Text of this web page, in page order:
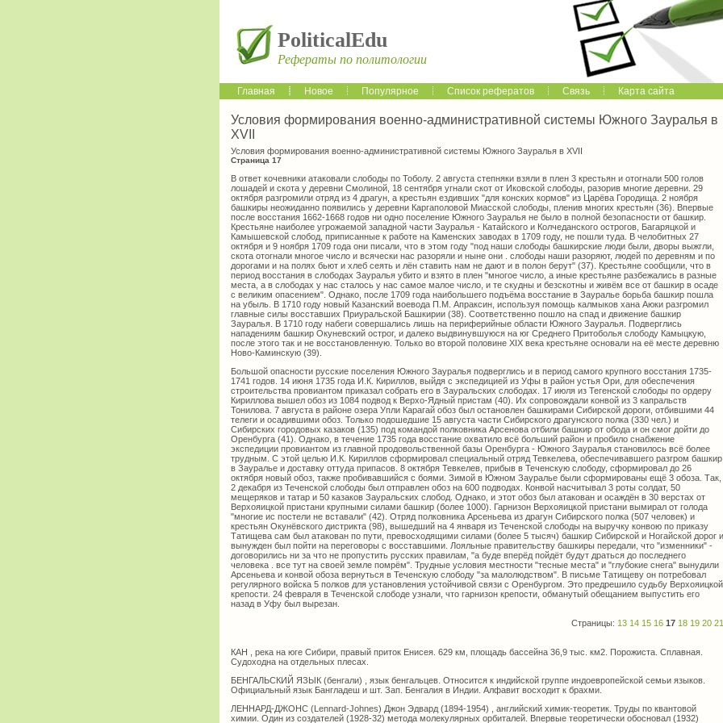
PoliticalEdu
Рефераты по политологии
Главная Новое Популярное Список рефератов Связь Карта сайта
Условия формирования военно-административной системы Южного Зауралья в
XVII
Условия формирования военно-административной системы Южного Зауралья в XVII
Страница 17
В ответ кочевники атаковали слободы по Тоболу. 2 августа степняки взяли в плен 3 крестьян и отогнали 500 голов
лошадей и скота у деревни Смолиной, 18 сентября угнали скот от Иковской слободы, разорив многие деревни. 29
октября разгромили отряд из 4 драгун, а крестьян ездивших "для конских кормов" из Царёва Городища. 2 ноября
башкиры неожиданно появились у деревни Каргаполовой Миасской слободы, пленив многих крестьян (36). Впервые
после восстания 1662-1668 годов ни одно поселение Южного Зауралья не было в полной безопасности от башкир.
Крестьяне наиболее угрожаемой западной части Зауралья - Катайского и Колчеданского острогов, Багаряцкой и
Камышевской слобод, приписанные к работе на Каменских заводах в 1709 году, не пошли туда. В челобитных 27
октября и 9 ноября 1709 года они писали, что в этом году "под наши слободы башкирские люди были, дворы выжгли,
скота отогнали многое число и всячески нас разоряли и ныне они . слободы наши разоряют, людей по деревням и по
дорогами и на полях бьют и хлеб сеять и лён ставить нам не дают и в полон берут" (37). Крестьяне сообщили, что в
период восстания в слободах Зауралья убито и взято в плен "многое число, а иные крестьяне разбежались в разные
места, а в слободах у нас сталось у нас самое малое число, и те скудны и безскотны и живём все от башкир в осаде
с великим опасением". Однако, после 1709 года наибольшего подъёма восстание в Зауралье борьба башкир пошла
на убыль. В 1710 году новый Казанский воевода П.М. Апраксин, используя помощь калмыков хана Аюки разгромил
главные силы восставших Приуральской Башкирии (38). Соответственно пошло на спад и движение башкир
Зауралья. В 1710 году набеги совершались лишь на периферийные области Южного Зауралья. Подверглись
нападениям башкир Окуневский острог, и далеко выдвинувшуюся на юг Среднего Притоболья слободу Камыцкую,
после этого так и не восстановленную. Только во второй половине XIX века крестьяне основали на её месте деревню
Ново-Каминскую (39).
Большой опасности русские поселения Южного Зауралья подверглись и в период самого крупного восстания 1735-
1741 годов. 14 июня 1735 года И.К. Кириллов, выйдя с экспедицией из Уфы в район устья Ори, для обеспечения
строительства провиантом приказал собрать его в Зауральских слободах. 17 июля из Тегенской слободы по ордеру
Кириллова вышел обоз из 1084 подвод к Верхо-Ядный пристам (40). Их сопровождали конвой из 3 капральств
Тонилова. 7 августа в районе озера Упли Карагай обоз был остановлен башкирами Сибирской дороги, отбившими 44
телеги и осадившими обоз. Только подошедшие 15 августа части Сибирского драгунского полка (330 чел.) и
Сибирских городовых казаков (135) под командой полковника Арсенова отбили башкир от обода и он смог дойти до
Оренбурга (41). Однако, в течение 1735 года восстание охватило всё больший район и пробило снабжение
экспедиции провиантом из главной продовольственной базы Оренбурга - Южного Зауралья становилось всё более
трудным. С этой целью И.К. Кириллов сформировал специальный отряд Тевкелева, обеспечивавшего разгром башкир
в Зауралье и доставку оттуда припасов. 8 октября Тевкелев, прибыв в Теченскую слободу, сформировал до 26
октября новый обоз, также пробивавшийся с боями. Зимой в Южном Зауралье были сформированы ещё 3 обоза. Так,
2 декабря из Теченской слободы был отправлен обоз на 600 подводах. Конвой насчитывал 3 роты солдат, 50
мещеряков и татар и 50 казаков Зауральских слобод. Однако, и этот обоз был атакован и осаждён в 30 верстах от
Верхояицкой пристани крупными силами башкир (более 1000). Гарнизон Верхояицкой пристани вымирал от голода
"многие ис постели не вставали" (42). Отряд полковника Арсеньева из драгун Сибирского полка (507 человек) и
крестьян Окунёвского дистрикта (98), вышедший на 4 января из Теченской слободы на выручку конвою по приказу
Татищева сам был атакован по пути, превосходящими силами (более 5 тысяч) башкир Сибирской и Ногайской дорог и
вынужден был пойти на переговоры с восставшими. Лояльные правительству башкиры передали, что "изменники" -
договорились ни за что не пропустить русских правилам, "а буде вперёд пойдёт будут драться до последнего
человека . все тут на своей земле помрём". Трудные условия местности "тесные места" и "глубокие снега" вынудили
Арсеньева и конвой обоза вернуться в Теченскую слободу "за малолюдством". В письме Татищеву он потребовал
регулярного войска 5 полков для установления устойчивой связи с Оренбургом. Это предрешило судьбу Верхояицкой
крепости. 24 февраля в Теченской слободе узнали, что гарнизон крепости, обманутый обещанием выпустить его
назад в Уфу был вырезан.
Страницы: 13 14 15 16 17 18 19 20 21
КАН , река на юге Сибири, правый приток Енисея. 629 км, площадь бассейна 36,9 тыс. км2. Порожиста. Сплавная.
Судоходна на отдельных плесах.
БЕНГАЛЬСКИЙ ЯЗЫК (бенгали) , язык бенгальцев. Относится к индийской группе индоевропейской семьи языков.
Официальный язык Бангладеш и шт. Зап. Бенгалия в Индии. Алфавит восходит к брахми.
ЛЕННАРД-ДЖОНС (Lennard-Johnes) Джон Эдвард (1894-1954) , английский химик-теоретик. Труды по квантовой
химии. Один из создателей (1928-32) метода молекулярных орбиталей. Впервые теоретически обосновал (1932)